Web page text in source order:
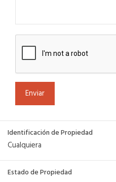
Identificación de Propiedad
Estado de Propiedad